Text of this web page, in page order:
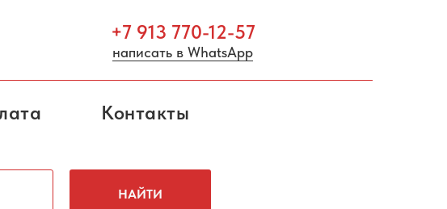
+7 913 770-12-57
написать в WhatsApp
Контакты
НАЙТИ